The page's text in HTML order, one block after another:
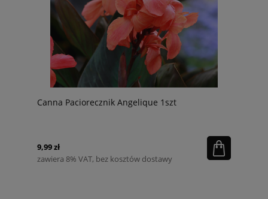
Canna Paciorecznik Angelique 1szt
9,99 zł
zawiera 8% VAT, bez kosztów dostawy